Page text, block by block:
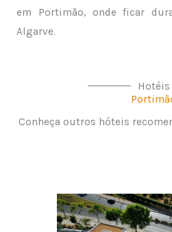
em Portimão, onde ficar
Algarve.
Hotéis
Conheça outros hóteis